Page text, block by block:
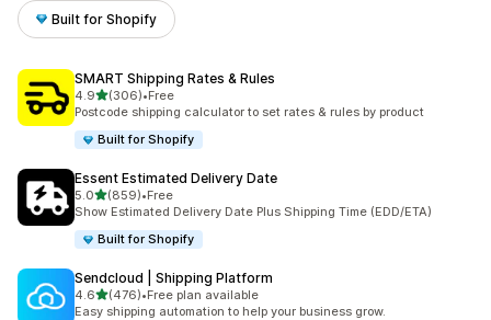
Built for Shopify
SMART Shipping Rates & Rules
4.9별 5개 중
(306)
총 리뷰 306개
•Free
Postcode shipping calculator to set rates & rules by product
Built for Shopify
Essent Estimated Delivery Date
5.0별 5개 중
(859)
총 리뷰 859개
•Free
Show Estimated Delivery Date Plus Shipping Time (EDD/ETA)
Built for Shopify
Sendcloud | Shipping Platform
4.6별 5개 중
(476)
총 리뷰 476개
•Free plan available
Easy shipping automation to help your business grow.